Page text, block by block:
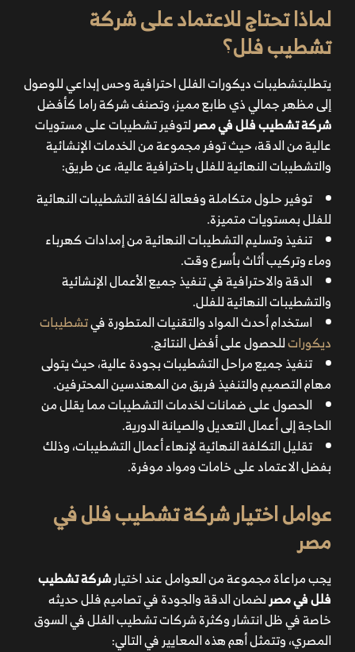
لماذا تحتاج للاعتماد على شركة
تشطيب فلل؟
يتطلبتشطيبات ديكورات الفلل احترافية وحس إبداعي للوصول
إلى مظهر جمالي ذي طابع مميز، وتصنف شركة راما كأفضل
شركة تشطيب فلل في مصرلتوفير تشطيبات على مستويات
عالية من الدقة، حيث توفر مجموعة من الخدمات الإنشائية
والتشطيبات النهائية للفلل باحترافية عالية، عن طريق:
توفير حلول متكاملة وفعالة لكافة التشطيبات النهائية
للفلل بمستويات متميزة.
تنفيذ وتسليم التشطيبات النهائية من إمدادات كهرباء
وماء وتركيب أثاث بأسرع وقت.
الدقة والاحترافية في تنفيذ جميع الأعمال الإنشائية
والتشطيبات النهائية للفلل.
استخدام أحدث المواد والتقنيات المتطورة فيتشطيبات
ديكوراتللحصول على أفضل النتائج.
تنفيذ جميع مراحل التشطيبات بجودة عالية، حيث يتولى
مهام التصميم والتنفيذ فريق من المهندسين المحترفين.
الحصول على ضمانات لخدمات التشطيبات مما يقلل من
الحاجة إلى أعمال التعديل والصيانة الدورية.
تقليل التكلفة النهائية لإنهاء أعمال التشطيبات، وذلك
بفضل الاعتماد على خامات ومواد موفرة.
عوامل اختيار شركة تشطيب فلل في
مصر
يجب مراعاة مجموعة من العوامل عند اختيارشركة تشطيب
فلل في مصرلضمان الدقة والجودة في تصاميم فلل حديثه
خاصة في ظل انتشار وكثرة شركات تشطيب الفلل في السوق
المصري، وتتمثل أهم هذه المعايير في التالي: